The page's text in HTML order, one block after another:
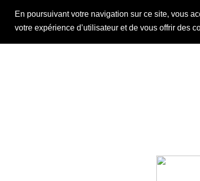
En poursuivant votre navigation sur ce site, vous
votre expérience d’utilisateur et de vous offrir des